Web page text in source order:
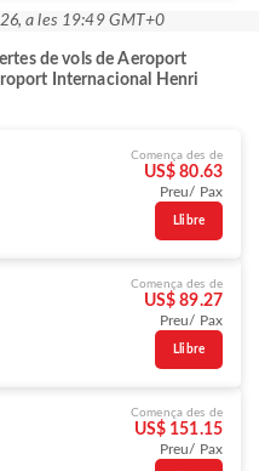
a les 19:49 GMT+0
de vols de Aeroport
Internacional Henri
Comença des de
US$ 80.63
Preu/ Pax
Llibre
Comença des de
US$ 89.27
Preu/ Pax
Llibre
Comença des de
US$ 151.15
Preu/ Pax